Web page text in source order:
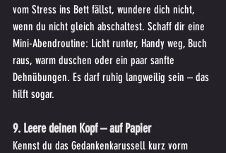
vom Stress ins Bett fällst, wundere dich nicht,
wenn du nicht gleich abschaltest. Schaff dir eine
Mini-Abendroutine: Licht runter, Handy weg, Buch
raus, warm duschen oder ein paar sanfte
Dehnübungen. Es darf ruhig langweilig sein – das
hilft sogar.
9. Leere deinen Kopf – auf Papier
Kennst du das Gedankenkarussell kurz vorm